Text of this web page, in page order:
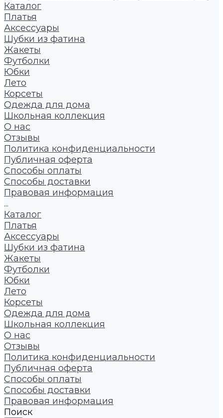
Каталог
Платья
Аксессуары
Шубки из фатина
Жакеты
Футболки
Юбки
Лето
Корсеты
Одежда для дома
Школьная коллекция
О нас
Отзывы
Политика конфиденциальности
Публичная оферта
Способы оплаты
Способы доставки
Правовая информация
...
Каталог
Платья
Аксессуары
Шубки из фатина
Жакеты
Футболки
Юбки
Лето
Корсеты
Одежда для дома
Школьная коллекция
О нас
Отзывы
Политика конфиденциальности
Публичная оферта
Способы оплаты
Способы доставки
Правовая информация
Поиск